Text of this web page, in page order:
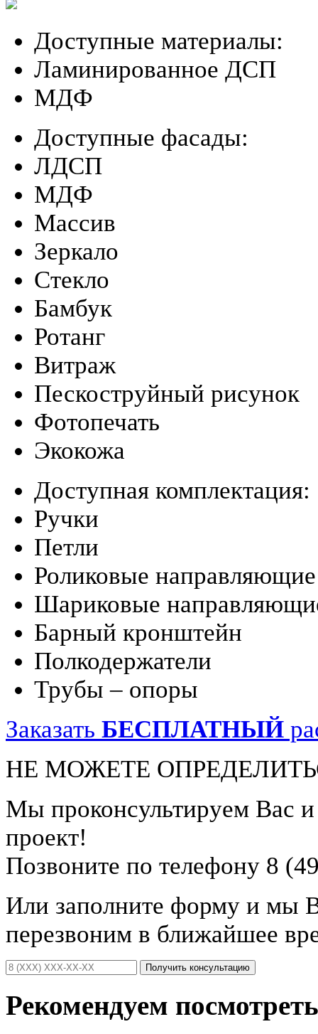
Доступные материалы:
Ламинированное ДСП
МДФ
Доступные фасады:
ЛДСП
МДФ
Массив
Зеркало
Стекло
Бамбук
Ротанг
Витраж
Пескоструйный рисунок
Фотопечать
Экокожа
Доступная комплектация:
Ручки
Петли
Роликовые направляющие
Шариковые
Барный кронштейн
Полкодержатели
Трубы – опоры
Заказать БЕСПЛАТНЫЙ
НЕ МОЖЕТЕ
Мы проконсультируем Вас
проект!
Позвоните по телефону 8
Или заполните форму и мы
перезвоним в ближайшее
Получить консультацию
Рекомендуем посмотреть